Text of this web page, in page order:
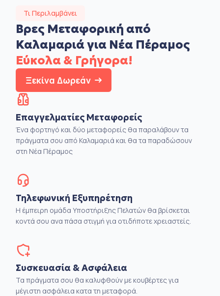
Τι Περιλαμβάνει
Βρες Μεταφορική από
Καλαμαριά για Νέα Πέραμος
Εύκολα & Γρήγορα!
Ξεκίνα Δωρεάν
Επαγγελματίες Μεταφορείς
Ένα φορτηγό και δύο μεταφορείς θα παραλάβουν τα
πράγματα σου από Καλαμαριά και θα τα παραδώσουν
στη Νέα Πέραμος
Τηλεφωνική Εξυπηρέτηση
Η έμπειρη ομάδα Υποστήριξης Πελατών θα βρίσκεται
κοντά σου ανα πάσα στιγμή για οτιδήποτε χρειαστείς.
Συσκευασία & Ασφάλεια
Τα πράγματα σου θα καλυφθούν με κουβέρτες για
μέγιστη ασφάλεια κατα τη μεταφορά.